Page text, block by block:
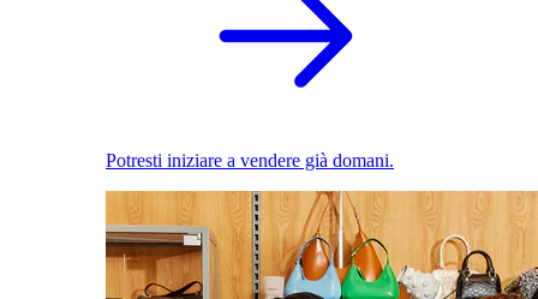
Potresti iniziare a vendere già domani.